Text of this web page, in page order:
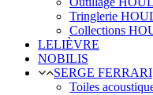
Tringlerie
Collections
LELIÈVRE
NOBILIS
SERGE FERRARI
Toiles